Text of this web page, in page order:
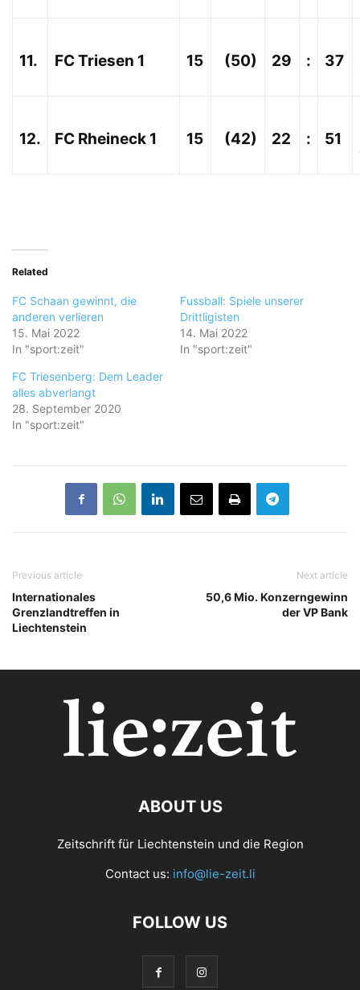
11. FC Triesen 1 15 (50) 29 : 37
12. FC Rheineck 1 15 (42) 22 : 51
Related
FC Schaan gewinnt, die
anderen verlieren
15. Mai 2022
In "sport:zeit"
Fussball: Spiele unserer
Drittligisten
14. Mai 2022
In "sport:zeit"
FC Triesenberg: Dem Leader
alles abverlangt
28. September 2020
In "sport:zeit"
Previous article
Internationales
Grenzlandtreffen in
Liechtenstein
Next article
50,6 Mio. Konzerngewinn
der VP Bank
ABOUT US
Zeitschrift für Liechtenstein und die Region
Contact us: info@lie-zeit.li
FOLLOW US